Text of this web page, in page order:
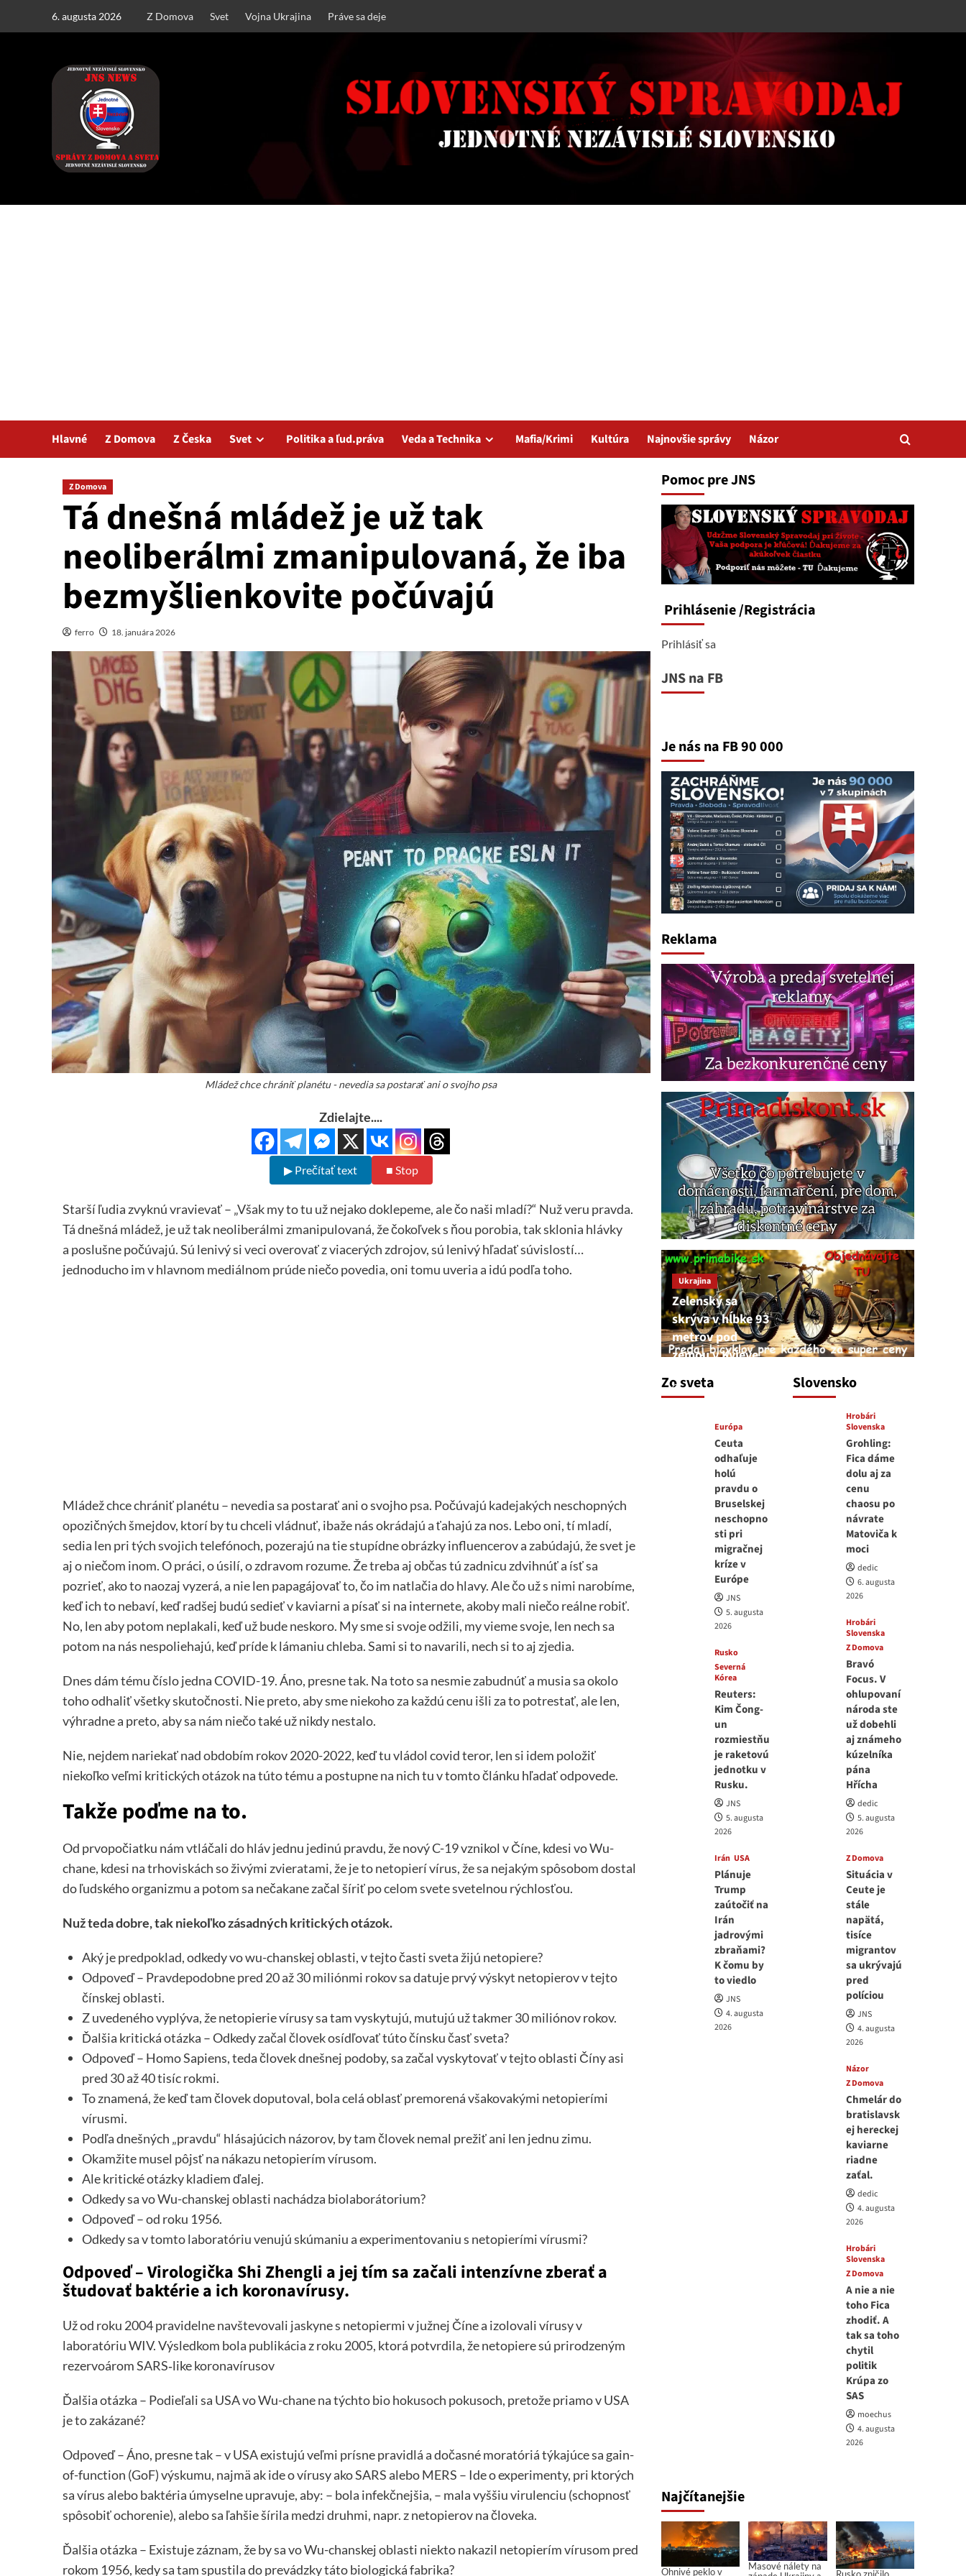
6. augusta 2026 Z Domova Svet Vojna Ukrajina Práve sa deje
Hlavné Z Domova Z Česka Svet Politika a ľud.práva Veda a Technika Mafia/Krimi Kultúra Najnovšie správy Názor
Z Domova
Tá dnešná mládež je už tak
neoliberálmi zmanipulovaná, že iba
bezmyšlienkovite počúvajú
ferro 18. januára 2026
Mládež chce chrániť planétu - nevedia sa postarať ani o svojho psa
Zdielajte....
▶ Prečítať text ■ Stop
Starší ľudia zvyknú vravievať – „Však my to tu už nejako doklepeme, ale čo naši mladí?“ Nuž veru pravda.
Tá dnešná mládež, je už tak neoliberálmi zmanipulovaná, že čokoľvek s ňou porobia, tak sklonia hlávky
a poslušne počúvajú. Sú lenivý si veci overovať z viacerých zdrojov, sú lenivý hľadať súvislostí…
jednoducho im v hlavnom mediálnom prúde niečo povedia, oni tomu uveria a idú podľa toho.
Mládež chce chrániť planétu – nevedia sa postarať ani o svojho psa. Počúvajú kadejakých neschopných
opozičných šmejdov, ktorí by tu chceli vládnuť, ibaže nás okrádajú a ťahajú za nos. Lebo oni, tí mladí,
sedia len pri tých svojich telefónoch, pozerajú na tie stupídne obrázky influencerov a zabúdajú, že svet je
aj o niečom inom. O práci, o úsilí, o zdravom rozume. Že treba aj občas tú zadnicu zdvihnúť a ísť sa
pozrieť, ako to naozaj vyzerá, a nie len papagájovať to, čo im natlačia do hlavy. Ale čo už s nimi narobíme,
keď ich to nebaví, keď radšej budú sedieť v kaviarni a písať si na internete, akoby mali niečo reálne robiť.
No, len aby potom neplakali, keď už bude neskoro. My sme si svoje odžili, my vieme svoje, len nech sa
potom na nás nespoliehajú, keď príde k lámaniu chleba. Sami si to navarili, nech si to aj zjedia.
Dnes dám tému číslo jedna COVID-19. Áno, presne tak. Na toto sa nesmie zabudnúť a musia sa okolo
toho odhaliť všetky skutočnosti. Nie preto, aby sme niekoho za každú cenu išli za to potrestať, ale len,
výhradne a preto, aby sa nám niečo také už nikdy nestalo.
Nie, nejdem nariekať nad obdobím rokov 2020-2022, keď tu vládol covid teror, len si idem položiť
niekoľko veľmi kritických otázok na túto tému a postupne na nich tu v tomto článku hľadať odpovede.
Takže poďme na to.
Od prvopočiatku nám vtláčali do hláv jednu jedinú pravdu, že nový C-19 vznikol v Číne, kdesi vo Wu-
chane, kdesi na trhoviskách so živými zvieratami, že je to netopierí vírus, že sa nejakým spôsobom dostal
do ľudského organizmu a potom sa nečakane začal šíriť po celom svete svetelnou rýchlosťou.
Nuž teda dobre, tak niekoľko zásadných kritických otázok.
Aký je predpoklad, odkedy vo wu-chanskej oblasti, v tejto časti sveta žijú netopiere?
Odpoveď – Pravdepodobne pred 20 až 30 miliónmi rokov sa datuje prvý výskyt netopierov v tejto
čínskej oblasti.
Z uvedeného vyplýva, že netopierie vírusy sa tam vyskytujú, mutujú už takmer 30 miliónov rokov.
Ďalšia kritická otázka – Odkedy začal človek osídľovať túto čínsku časť sveta?
Odpoveď – Homo Sapiens, teda človek dnešnej podoby, sa začal vyskytovať v tejto oblasti Číny asi
pred 30 až 40 tisíc rokmi.
To znamená, že keď tam človek doputoval, bola celá oblasť premorená všakovakými netopierími
vírusmi.
Podľa dnešných „pravdu“ hlásajúcich názorov, by tam človek nemal prežiť ani len jednu zimu.
Okamžite musel pôjsť na nákazu netopierím vírusom.
Ale kritické otázky kladiem ďalej.
Odkedy sa vo Wu-chanskej oblasti nachádza biolaborátorium?
Odpoveď – od roku 1956.
Odkedy sa v tomto laboratóriu venujú skúmaniu a experimentovaniu s netopierími vírusmi?
Odpoveď – Virologička Shi Zhengli a jej tím sa začali intenzívne zberať a
študovať baktérie a ich koronavírusy.
Už od roku 2004 pravidelne navštevovali jaskyne s netopiermi v južnej Číne a izolovali vírusy v
laboratóriu WIV. Výsledkom bola publikácia z roku 2005, ktorá potvrdila, že netopiere sú prirodzeným
rezervoárom SARS‑like koronavírusov
Ďalšia otázka – Podieľali sa USA vo Wu-chane na týchto bio hokusoch pokusoch, pretože priamo v USA
je to zakázané?
Odpoveď – Áno, presne tak – v USA existujú veľmi prísne pravidlá a dočasné moratóriá týkajúce sa gain-
of-function (GoF) výskumu, najmä ak ide o vírusy ako SARS alebo MERS – Ide o experimenty, pri ktorých
sa vírus alebo baktéria úmyselne upravuje, aby: – bola infekčnejšia, – mala vyššiu virulenciu (schopnosť
spôsobiť ochorenie), alebo sa ľahšie šírila medzi druhmi, napr. z netopierov na človeka.
Ďalšia otázka – Existuje záznam, že by sa vo Wu-chanskej oblasti niekto nakazil netopierím vírusom pred
rokom 1956, kedy sa tam spustila do prevádzky táto biologická fabrika?
Pomoc pre JNS
Prihlásenie/Registrácia
Prihlásiť sa
JNS na FB
Je nás na FB 90 000
Reklama
Zo sveta
Ukrajina
Zelenský sa
skrýva v hĺbke 93
metrov pod
zemou v Kyjeve
6. augusta 2026
Európa
Ceuta
odhaľuje
holú
pravdu o
Bruselskej
neschopno
sti pri
migračnej
kríze v
Európe
JNS
5. augusta
2026
Rusko
Severná
Kórea
Reuters:
Kim Čong-
un
rozmiestňu
je raketovú
jednotku v
Rusku.
JNS
5. augusta
2026
Irán USA
Plánuje
Trump
zaútočiť na
Irán
jadrovými
zbraňami?
K čomu by
to viedlo
JNS
4. augusta
2026
Slovensko
Hrobári
Slovenska
Grohling:
Fica dáme
dolu aj za
cenu
chaosu po
návrate
Matoviča k
moci
dedic
6. augusta
2026
Hrobári
Slovenska
Z Domova
Bravó
Focus. V
ohlupovaní
národa ste
už dobehli
aj známeho
kúzelníka
pána
Hřícha
dedic
5. augusta
2026
Z Domova
Situácia v
Ceute je
stále
napätá,
tisíce
migrantov
sa ukrývajú
pred
políciou
JNS
4. augusta
2026
Názor
Z Domova
Chmelár do
bratislavsk
ej hereckej
kaviarne
riadne
zaťal.
dedic
4. augusta
2026
Hrobári
Slovenska
Z Domova
A nie a nie
toho Fica
zhodiť. A
tak sa toho
chytil
politik
Krúpa zo
SAS
moechus
4. augusta
2026
Najčítanejšie
Ohnivé peklo v
Masové nálety na